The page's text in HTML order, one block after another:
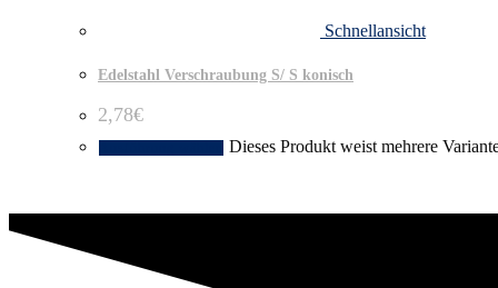
Schnellansicht
Edelstahl Verschraubung S/ S konisch
2,78€
Dieses Produkt weist mehrere